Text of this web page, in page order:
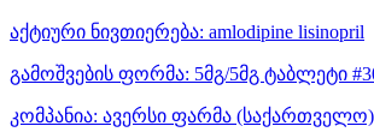
აქტიური ნივთიერება: amlodipine lisinopril
გამოშვების ფორმა: 5მგ/5მგ ტაბლეტი
კომპანია: ავერსი ფარმა (საქართველო)